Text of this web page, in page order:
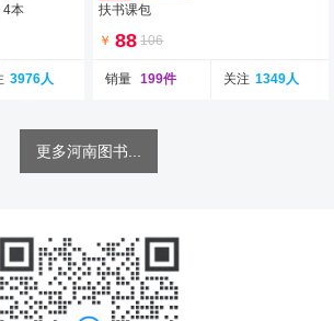
4本
3976人
扶书课包
￥ 88 106
销量 199件 关注 1349人
更多河南图书...